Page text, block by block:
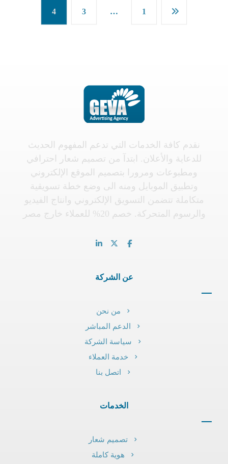
1
…
3
4
نقدم كافة الخدمات التي تدعم المفهوم الحديث
للدعاية والأعلان. ابتدآ من تصميم شعار احترافي
ومطبوعات ومرورا بتصميم الموقع الإلكتروني
وتطبيق الموبايل ومنه الى وضع خطة تسويقية
متكاملة تتضمن التسويق الإلكتروني وانتاج الفيديو
والرسوم المتحركة. خصم 20% للعملاء خارج مصر
عن الشركة
من نحن
الدعم المباشر
سياسة الشركة
خدمة العملاء
اتصل بنا
الخدمات
تصميم شعار
هوية كاملة